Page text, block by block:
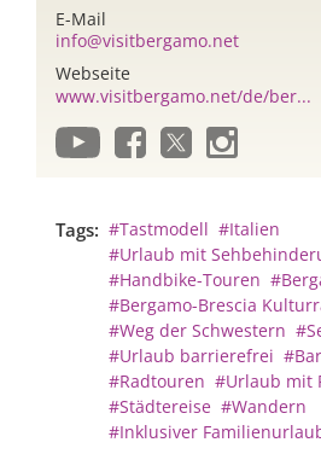
E-Mail
info@visitbergamo.net
Webseite
www.visitbergamo.net/de/ber...
Tags: #Tastmodell #Italien
#Urlaub mit
#Handbike-Touren
#Bergamo-Brescia
#Weg der Schwestern
#Urlaub barrierefrei
#Radtouren #Urlaub mit
#Städtereise #Wandern
#Inklusiver